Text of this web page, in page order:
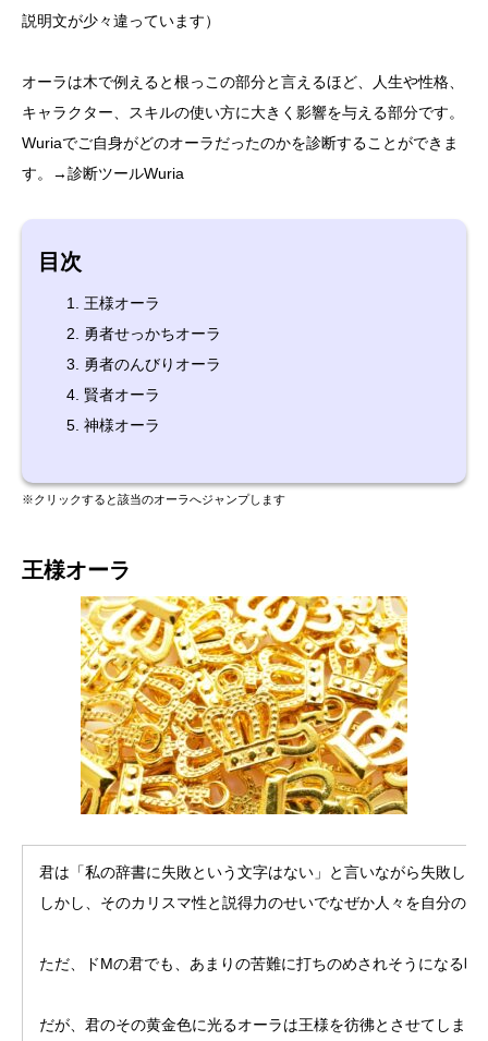
説明文が少々違っています）
オーラは木で例えると根っこの部分と言えるほど、人生や性格、
キャラクター、スキルの使い方に大きく影響を与える部分です。
Wuriaでご自身がどのオーラだったのかを診断することができま
す。→診断ツールWuria
目次
王様オーラ
勇者せっかちオーラ
勇者のんびりオーラ
賢者オーラ
神様オーラ
※クリックすると該当のオーラへジャンプします
王様オーラ
君は「私の辞書に失敗という文字はない」と言いながら失敗し
しかし、そのカリスマ性と説得力のせいでなぜか人々を自分の
ただ、ドMの君でも、あまりの苦難に打ちのめされそうになる
だが、君のその黄金色に光るオーラは王様を彷彿とさせてしま